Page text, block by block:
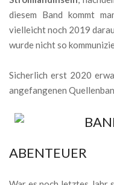
diesem Band kommt
vielleicht noch 2019
wurde nicht so
Sicherlich erst 2020
angefangenen
ABENTEUER